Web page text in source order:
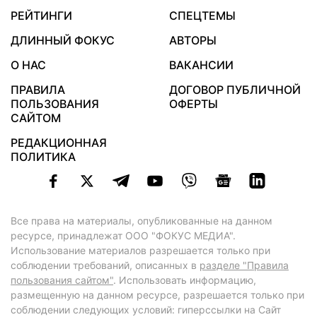
РЕЙТИНГИ
СПЕЦТЕМЫ
ДЛИННЫЙ ФОКУС
АВТОРЫ
О НАС
ВАКАНСИИ
ПРАВИЛА
ПОЛЬЗОВАНИЯ
САЙТОМ
ДОГОВОР ПУБЛИЧНОЙ
ОФЕРТЫ
РЕДАКЦИОННАЯ
ПОЛИТИКА
Все права на материалы, опубликованные на данном
ресурсе, принадлежат ООО "ФОКУС МЕДИА".
Использование материалов разрешается только при
соблюдении требований, описанных в разделе "Правила
пользования сайтом". Использовать информацию,
размещенную на данном ресурсе, разрешается только при
соблюдении следующих условий: гиперссылки на Сайт